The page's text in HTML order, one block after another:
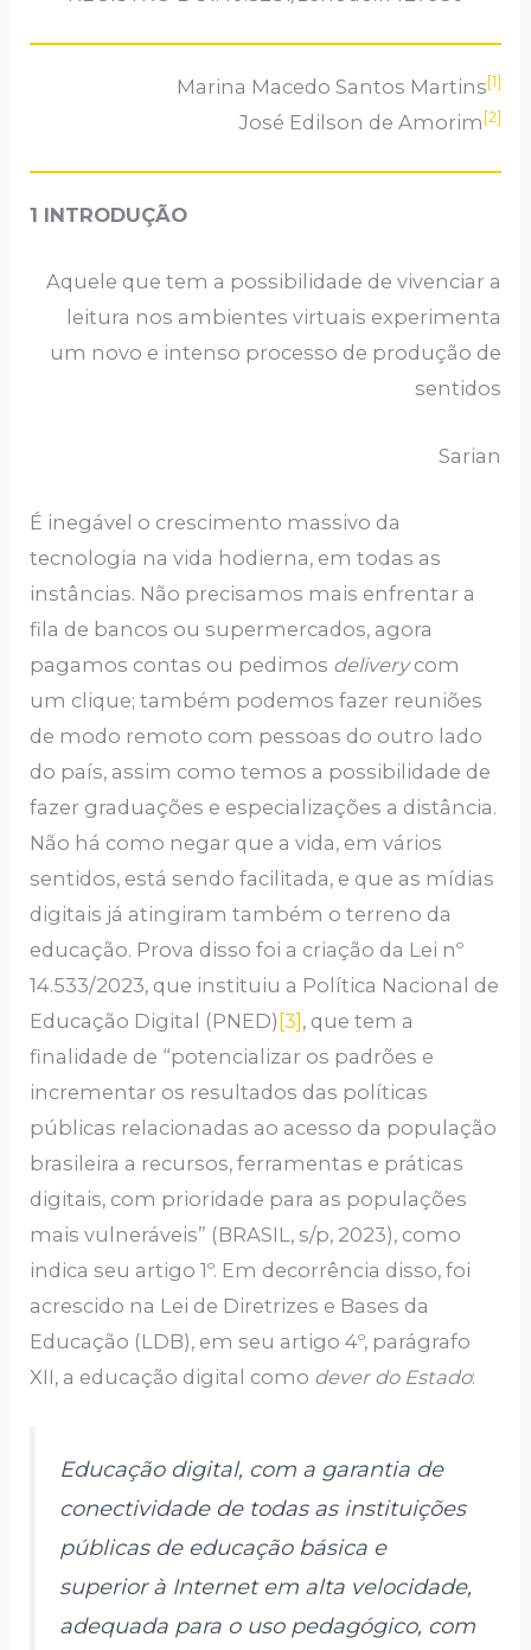
Marina Macedo Santos Martins[1]
José Edilson de Amorim [2]
1 INTRODUÇÃO
Aquele que tem a possibilidade de vivenciar a
leitura nos ambientes virtuais experimenta
um novo e intenso processo de produção de
sentidos
Sarian
É inegável o crescimento massivo da
tecnologia na vida hodierna, em todas as
instâncias. Não precisamos mais enfrentar a
fila de bancos ou supermercados, agora
pagamos contas ou pedimos deliverycom
um clique; também podemos fazer reuniões
de modo remoto com pessoas do outro lado
do país, assim como temos a possibilidade de
fazer graduações e especializações a distância.
Não há como negar que a vida, em vários
sentidos, está sendo facilitada, e que as mídias
digitais já atingiram também o terreno da
educação. Prova disso foi a criação da Lei nº
14.533/2023, que instituiu a Política Nacional de
Educação Digital (PNED)[3], que tem a
finalidade de “potencializar os padrões e
incrementar os resultados das políticas
públicas relacionadas ao acesso da população
brasileira a recursos, ferramentas e práticas
digitais, com prioridade para as populações
mais vulneráveis” (BRASIL, s/p, 2023), como
indica seu artigo 1º. Em decorrência disso, foi
acrescido na Lei de Diretrizes e Bases da
Educação (LDB), em seu artigo 4º, parágrafo
XII, a educação digital como dever do Estado:
Educação digital, com a garantia de
conectividade de todas as instituições
públicas de educação básica e
superior à Internetem alta velocidade,
adequada para o uso pedagógico, com